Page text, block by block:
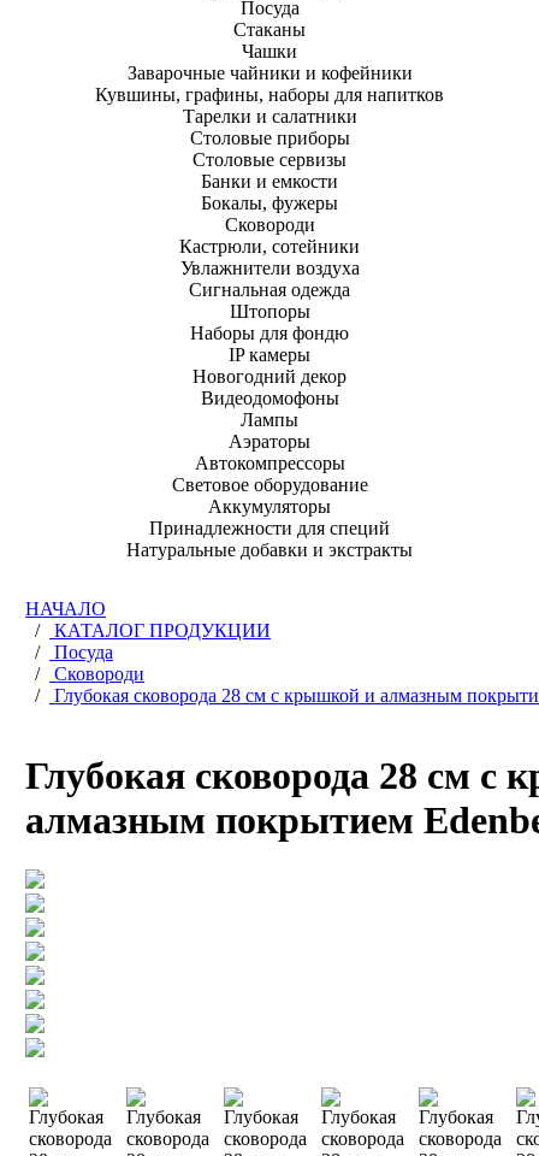
Посуда
Стаканы
Чашки
Заварочные чайники и кофейники
Кувшины, графины, наборы для напитков
Тарелки и салатники
Столовые приборы
Столовые сервизы
Банки и емкости
Бокалы, фужеры
Сковороди
Кастрюли, сотейники
Увлажнители воздуха
Сигнальная одежда
Штопоры
Наборы для фондю
IP камеры
Новогодний декор
Видеодомофоны
Лампы
Аэраторы
Автокомпрессоры
Световое оборудование
Аккумуляторы
Принадлежности для специй
Натуральные добавки и экстракты
НАЧАЛО
/
КАТАЛОГ ПРОДУКЦИИ
/
Посуда
/
Сковороди
/
Глубокая сковорода 28 см с крышкой и алмазным
Глубокая сковорода 28 см с
алмазным покрытием